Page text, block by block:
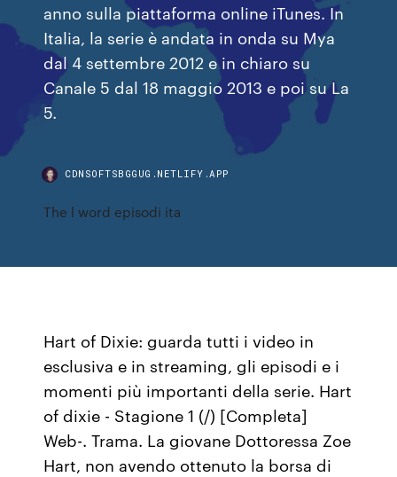
anno sulla piattaforma online iTunes. In
Italia, la serie è andata in onda su Mya
dal 4 settembre 2012 e in chiaro su
Canale 5 dal 18 maggio 2013 e poi su La
5.
CDNSOFTSBGGUG.NETLIFY.APP
The l word episodi ita
Hart of Dixie: guarda tutti i video in
esclusiva e in streaming, gli episodi e i
momenti più importanti della serie. Hart
of dixie - Stagione 1 (/) [Completa]
Web-. Trama. La giovane Dottoressa Zoe
Hart, non avendo ottenuto la borsa di